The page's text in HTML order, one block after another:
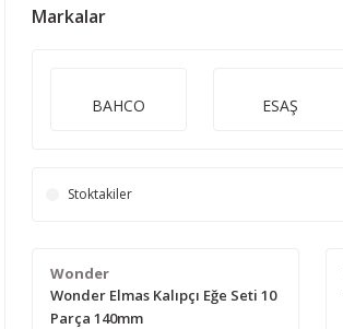
Markalar
BAHCO ESAŞ
Stoktakiler
Wonder
Wonder Elmas Kalıpçı Eğe Seti 10
Parça 140mm